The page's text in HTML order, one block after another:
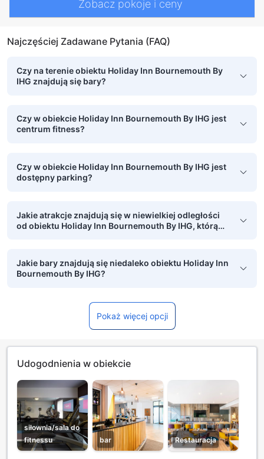
Zobacz pokoje i ceny
Najczęściej Zadawane Pytania (FAQ)
Czy na terenie obiektu Holiday Inn Bournemouth By
IHG znajdują się bary?
Czy w obiekcie Holiday Inn Bournemouth By IHG jest
centrum fitness?
Czy w obiekcie Holiday Inn Bournemouth By IHG jest
dostępny parking?
Jakie atrakcje znajdują się w niewielkiej odległości
od obiektu Holiday Inn Bournemouth By IHG, którą
Jakie bary znajdują się niedaleko obiektu Holiday Inn
Bournemouth By IHG?
Pokaż więcej opcji
Udogodnienia w obiekcie
siłownia/sala do
fitnessu
bar Restauracja